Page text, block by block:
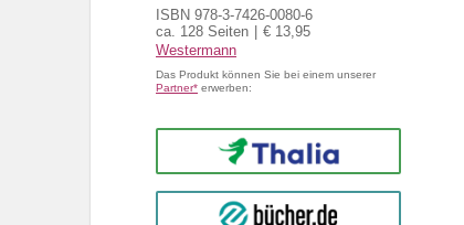
ISBN 978-3-7426-0080-6
ca. 128 Seiten
€ 13,95
Westermann
Das Produkt können Sie bei einem unserer
Partner* erwerben:
Thalia
buecher.de